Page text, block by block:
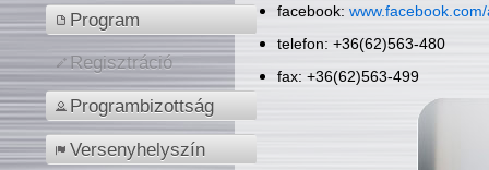
Program
Regisztráció
Programbizottság
Versenyhelyszín
facebook:
telefon: +36(62)563-480
fax: +36(62)563-499